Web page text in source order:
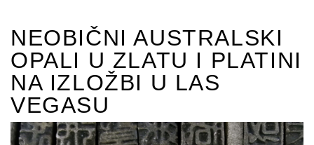
NEOBIČNI AUSTRALSKI
OPALI U ZLATU I PLATINI
NA IZLOŽBI U LAS
VEGASU